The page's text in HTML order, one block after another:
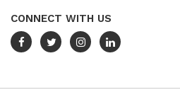
CONNECT WITH US